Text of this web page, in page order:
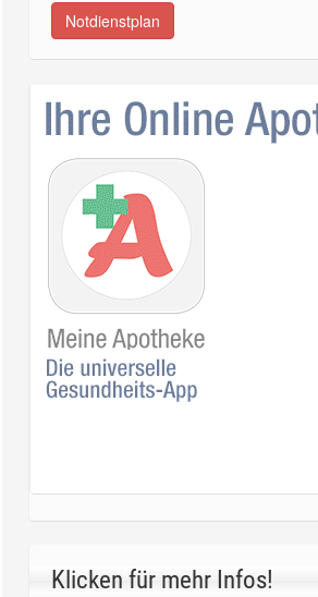
Notdienstplan
Klicken für mehr Infos!